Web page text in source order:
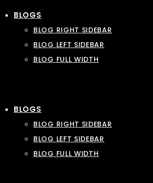
BLOGS
BLOG RIGHT SIDEBAR
BLOG LEFT SIDEBAR
BLOG FULL WIDTH
BLOGS
BLOG RIGHT SIDEBAR
BLOG LEFT SIDEBAR
BLOG FULL WIDTH